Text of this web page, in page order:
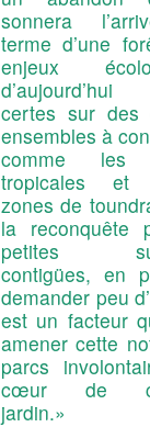
sonnera
terme d’une
enjeux
certes sur des
ensembles à
comme les
tropicales et
zones de
la reconquête
petites
contigües, en
demander peu
est un facteur
amener cette
parcs
cœur de
jardin.»